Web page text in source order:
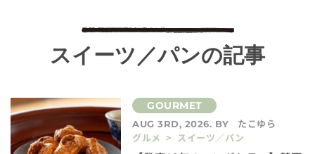
スイーツ／パンの記事
AUG 3RD, 2026. BY
たこゆら
グルメ > スイーツ／パン